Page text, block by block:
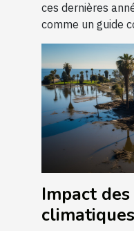
ces dernières
comme un guide
Impact